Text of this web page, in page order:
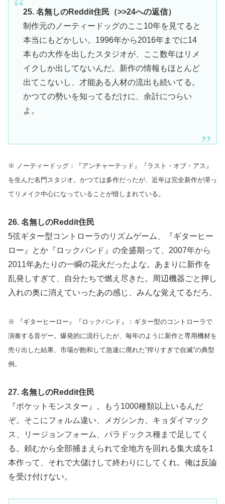
25. 名無しのReddit住民（>>24への返信）
制作元のノーティードッグのここ10年を見てると
本当にもどかしい。1996年から2016年までに14
本もの大作を出したスタジオが、ここ数年はリメ
イクしか出してないんだ。新作の情報もほとんど
出てこないし、才能ある人材の流出も続いてる。
かつての勢いを知ってるだけに、余計につらい
よ。
※ ノーティードッグ：『アンチャーテッド』『ラスト・オブ・アス』
を生んだ名門スタジオ。かつては多作だったが、近年は完全新作が滞っ
てリメイク中心になっていることが惜しまれている。
26. 名無しのReddit住民
5弦ギター型コントローラのリズムゲーム、『ギターヒー
ロー』とか『ロックバンド』の全盛期って、2007年から
2011年あたりの一瞬の花火だったよな。あまりに新作を
乱発しすぎて、自分たちで燃え尽きた。周辺機器ごと押し
入れの奥に消えていったあの感じ、みんな覚えてるだろ。
※ 『ギターヒーロー』『ロックバンド』：ギター型のコントローラで
演奏する音ゲー。爆発的に流行したが、毎年のように新作と専用機材を
売り出した結果、市場が飽和して急速に廃れた“搾りすぎで自滅”の典型
例。
27. 名無しのReddit住民
『ポケットモンスター』。もう1000種類以上いるんだ
ぞ。そこにフォルム違い、メガシンカ、キョダイマック
ス、リージョンフォーム、パラドックス種まで足してく
る。頼むから全部捕まえられて全地方を回れる集大成を1
本作って、それで大儲けして終わりにしてくれ。俺は反論
を受け付けない。